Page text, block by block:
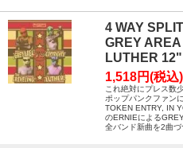
4 WAY
GREY
LUTHER 12"
1,518円(税込)
これ絶対にプレス数
ポップパンクファン
TOKEN ENTRY, IN
のERNIEによる
全バンド新曲を2曲づ